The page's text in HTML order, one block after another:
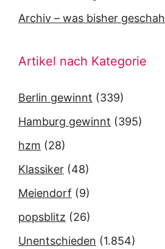
Archiv – was bisher geschah
Artikel nach Kategorie
Berlin gewinnt (339)
Hamburg gewinnt (395)
hzm (28)
Klassiker (48)
Meiendorf (9)
popsblitz (26)
Unentschieden (1.854)